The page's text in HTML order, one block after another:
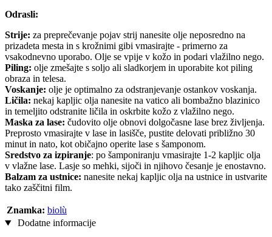
Odrasli:
Strije: za preprečevanje pojav strij nanesite olje neposredno na
prizadeta mesta in s krožnimi gibi vmasirajte - primerno za
vsakodnevno uporabo. Olje se vpije v kožo in podari vlažilno nego.
Piling: olje zmešajte s soljo ali sladkorjem in uporabite kot piling
obraza in telesa.
Voskanje: olje je optimalno za odstranjevanje ostankov voskanja.
Ličila: nekaj kapljic olja nanesite na vatico ali bombažno blazinico
in temeljito odstranite ličila in oskrbite kožo z vlažilno nego.
Maska za lase: čudovito olje obnovi dolgočasne lase brez življenja.
Preprosto vmasirajte v lase in lasišče, pustite delovati približno 30
minut in nato, kot običajno operite lase s šamponom.
Sredstvo za izpiranje: po šamponiranju vmasirajte 1-2 kapljic olja
v vlažne lase. Lasje so mehki, sijoči in njihovo česanje je enostavno.
Balzam za ustnice: nanesite nekaj kapljic olja na ustnice in ustvarite
tako zaščitni film.
Znamka: biolù
Dodatne informacije